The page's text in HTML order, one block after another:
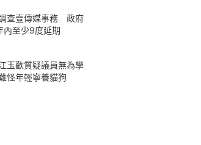
查壹傳媒事務 政府
內至少9度延期
玉歡質疑議員無為學
怪年輕寧養貓狗